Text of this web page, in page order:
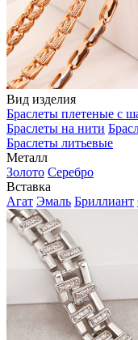
Вид изделия
Браслеты плетеные с
Браслеты на нити
Браслеты литьевые
Металл
Золото Серебро
Вставка
Агат Эмаль Бриллиант